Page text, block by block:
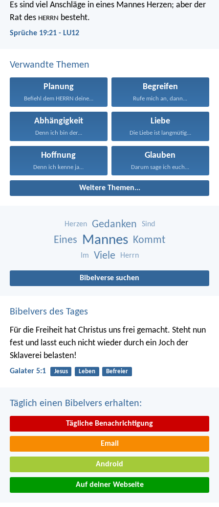
Es sind viel Anschläge in eines Mannes Herzen; aber der
Rat des HERRN besteht.
Sprüche 19:21 - LU12
Verwandte Themen
Planung
Befiehl dem HERRN deine...
Begreifen
Rufe mich an, dann...
Abhängigkeit
Denn ich bin der...
Liebe
Die Liebe ist langmütig...
Hoffnung
Denn ich kenne ja...
Glauben
Darum sage ich euch...
Weitere Themen...
Herzen Gedanken Sind
Eines Mannes Kommt
Im Viele Herrn
Bibelverse suchen
Bibelvers des Tages
Für die Freiheit hat Christus uns frei gemacht. Steht nun
fest und lasst euch nicht wieder durch ein Joch der
Sklaverei belasten!
Galater 5:1 Jesus Leben Befreier
Täglich einen Bibelvers erhalten:
Tägliche Benachrichtigung
Email
Android
Auf deiner Webseite